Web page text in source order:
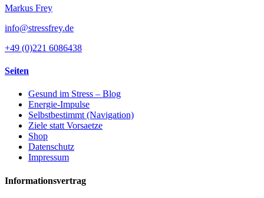
Markus Frey
info@stressfrey.de
+49 (0)221 6086438
Seiten
Gesund im Stress – Blog
Energie-Impulse
Selbstbestimmt (Navigation)
Ziele statt Vorsaetze
Shop
Datenschutz
Impressum
Informationsvertrag